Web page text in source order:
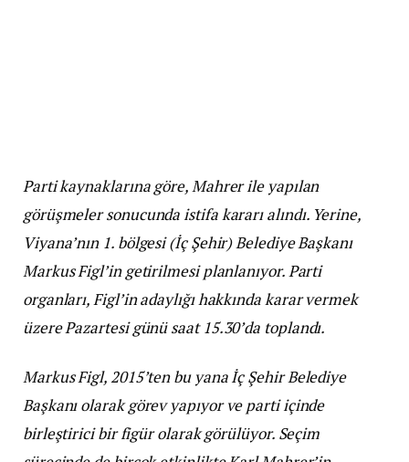
Parti kaynaklarına göre, Mahrer ile yapılan
görüşmeler sonucunda istifa kararı alındı. Yerine,
Viyana’nın 1. bölgesi (İç Şehir) Belediye Başkanı
Markus Figl’in getirilmesi planlanıyor. Parti
organları, Figl’in adaylığı hakkında karar vermek
üzere Pazartesi günü saat 15.30’da toplandı.
Markus Figl, 2015’ten bu yana İç Şehir Belediye
Başkanı olarak görev yapıyor ve parti içinde
birleştirici bir figür olarak görülüyor. Seçim